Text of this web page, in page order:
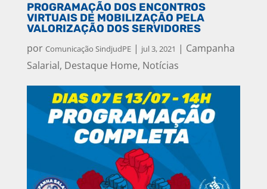
PROGRAMAÇÃO DOS ENCONTROS
VIRTUAIS DE MOBILIZAÇÃO PELA
VALORIZAÇÃO DOS SERVIDORES
por Comunicação SindjudPE| jul 3, 2021 | Campanha
Salarial, Destaque Home, Notícias